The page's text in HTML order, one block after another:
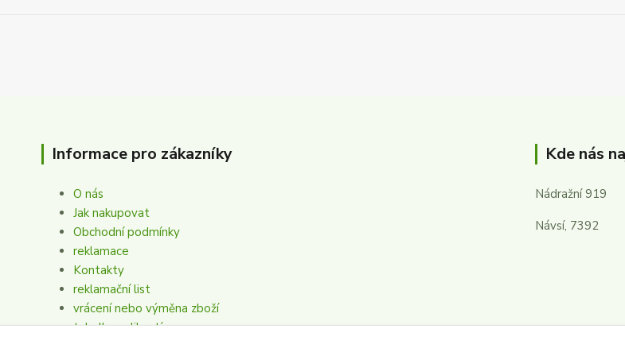
Informace pro zákazníky
O nás
Jak nakupovat
Obchodní podmínky
reklamace
Kontakty
reklamační list
vrácení nebo výměna zboží
tabulka velikostí
Kde nás
Nádražní 919
Návsí, 7392